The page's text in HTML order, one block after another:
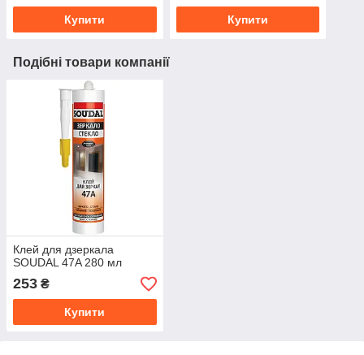
Купити Купити
Подібні товари компанії
Клей для дзеркала
SOUDAL 47A 280 мл
253 ₴
Купити